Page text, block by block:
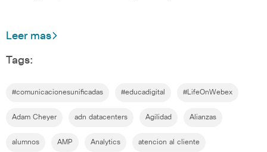
Leer mas
Tags:
#comunicacionesunificadas #educadigital #LifeOnWebex
Adam Cheyer adn datacenters Agilidad Alianzas
alumnos AMP Analytics atencion al cliente